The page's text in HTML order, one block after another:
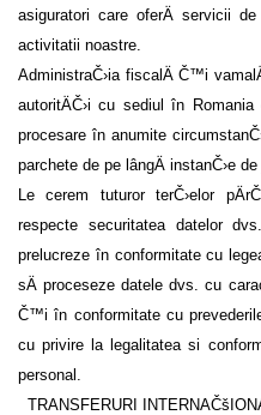
asiguratori care oferÄ servicii de
activitatii noastre.
AdministraČ›ia fiscalÄ Č™i
autoritÄČ›i cu sediul în
procesare în anumite
parchete de pe lângÄ instanČ›e
Le cerem tuturor terČ›elor
respecte securitatea datelor
prelucreze în conformitate cu
sÄ proceseze datele dvs. cu
Č™i în conformitate cu
cu privire la legalitatea si
personal.
TRANSFERURI